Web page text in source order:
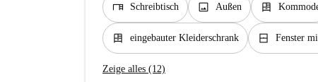
desk Schreibtisch image Außen dresser
dresser eingebauter Kleiderschrank window_closed Fenster
Zeige alles (12)